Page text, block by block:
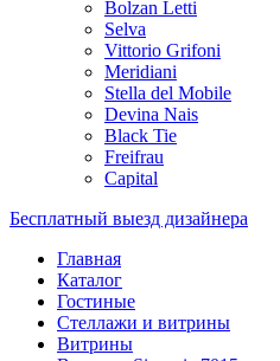
Bolzan Letti
Selva
Vittorio Grifoni
Meridiani
Stella del Mobile
Devina Nais
Black Tie
Freifrau
Capital
Бесплатный выезд дизайнера
Главная
Каталог
Гостиные
Стеллажи и витрины
Витрины